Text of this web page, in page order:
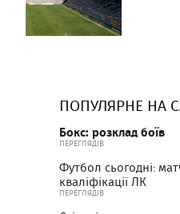
ПОПУЛЯРНЕ НА
Бокс: розклад боїв
ПЕРЕГЛЯДІВ
Футбол сьогодні:
кваліфікації ЛК
ПЕРЕГЛЯДІВ